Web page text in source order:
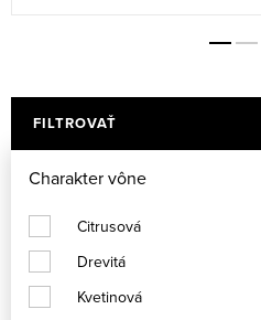
FILTROVAŤ
Charakter vône
Citrusová
Drevitá
Kvetinová